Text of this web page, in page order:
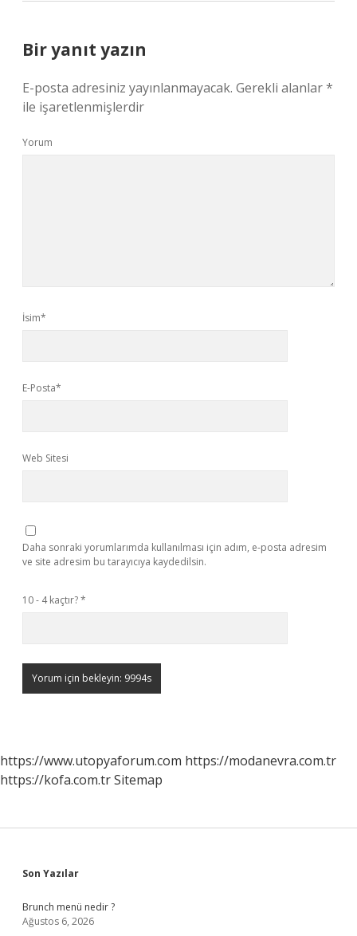
Bir yanıt yazın
E-posta adresiniz yayınlanmayacak. Gerekli alanlar*
ile işaretlenmişlerdir
Yorum
İsim*
E-Posta*
Web Sitesi
Daha sonraki yorumlarımda kullanılması için adım, e-posta adresim
ve site adresim bu tarayıcıya kaydedilsin.
10 - 4 kaçtır?*
https://www.utopyaforum.com https://modanevra.com.tr
https://kofa.com.trSitemap
Sidebar
Son Yazılar
Brunch menü nedir ?
Ağustos 6, 2026